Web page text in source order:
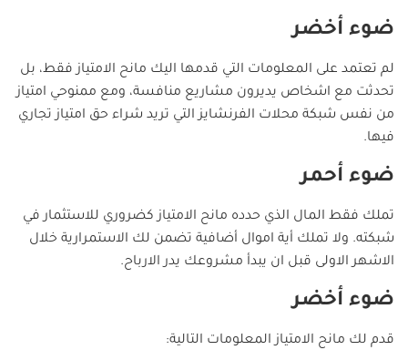
ضوء أخضر
لم تعتمد على المعلومات التي قدمها اليك مانح الامتياز فقط، بل
تحدثت مع اشخاص يديرون مشاريع منافسة، ومع ممنوحي امتياز
من نفس شبكة محلات الفرنشايز التي تريد شراء حق امتياز تجاري
فيها.
ضوء أحمر
تملك فقط المال الذي حدده مانح الامتياز كضروري للاستثمار في
شبكته. ولا تملك أية اموال أضافية تضمن لك الاستمرارية خلال
الاشهر الاولى قبل ان يبدأ مشروعك يدر الارباح.
ضوء أخضر
قدم لك مانح الامتياز المعلومات التالية: